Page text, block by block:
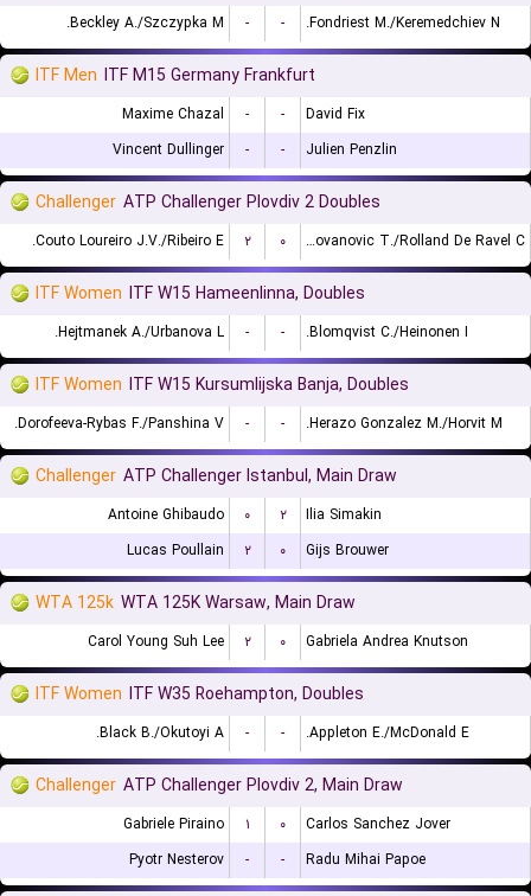
Beckley A./Szczypka M. - - Fondriest M./Keremedchiev N.
ITF Men ITF M15 Germany Frankfurt
Maxime Chazal - -
David Fix
Vincent Dullinger
- - Julien Penzlin
Challenger ATP Challenger Plovdiv 2 Doubles
Couto Loureiro J.V./Ribeiro E. ۲ ۰ Radovanovic T./Rolland De Ravel C.
ITF Women ITF W15 Hameenlinna, Doubles
Hejtmanek A./Urbanova L. - - Blomqvist C./Heinonen I.
ITF Women ITF W15 Kursumlijska Banja, Doubles
Dorofeeva-Rybas F./Panshina V. - - Herazo Gonzalez M./Horvit M.
Challenger ATP Challenger Istanbul, Main Draw
Antoine Ghibaudo ۰ ۲
Ilia Simakin
Lucas Poullain
۲ ۰ Gijs Brouwer
WTA 125k WTA 125K Warsaw, Main Draw
Carol Young Suh Lee ۲ ۰ Gabriela Andrea Knutson
ITF Women ITF W35 Roehampton, Doubles
Black B./Okutoyi A. - - Appleton E./McDonald E.
Challenger ATP Challenger Plovdiv 2, Main Draw
Gabriele Piraino ۱ ۰
Carlos Sanchez Jover
Pyotr Nesterov
- - Radu Mihai Papoe